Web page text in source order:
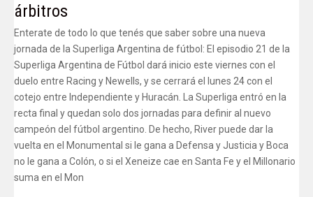
árbitros
Enterate de todo lo que tenés que saber sobre una nueva
jornada de la Superliga Argentina de fútbol: El episodio 21 de la
Superliga Argentina de Fútbol dará inicio este viernes con el
duelo entre Racing y Newells, y se cerrará el lunes 24 con el
cotejo entre Independiente y Huracán. La Superliga entró en la
recta final y quedan solo dos jornadas para definir al nuevo
campeón del fútbol argentino. De hecho, River puede dar la
vuelta en el Monumental si le gana a Defensa y Justicia y Boca
no le gana a Colón, o si el Xeneize cae en Santa Fe y el Millonario
suma en el Mon